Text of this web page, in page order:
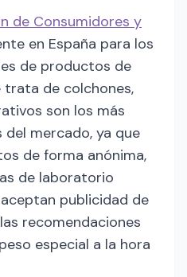
de Consumidores y
en España para los
de productos de
trata de colchones,
son los más
mercado, ya que
de forma anónima,
de laboratorio
publicidad de
recomendaciones
especial a la hora